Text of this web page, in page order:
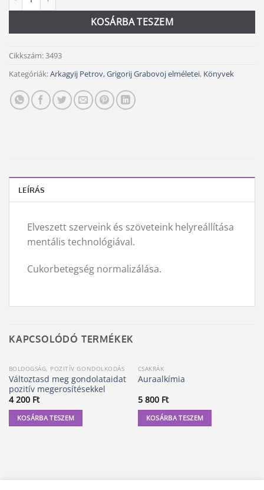
KOSÁRBA TESZEM
Cikkszám:3493
Kategóriák:Arkagyij Petrov, Grigorij Grabovoj elméletei, Könyvek
LEÍRÁS
Elveszett szerveink és szöveteink helyreállítása
mentális technológiával.
Cukorbetegség normalizálása.
KAPCSOLÓDÓ TERMÉKEK
BOLDOGSÁG, POZITÍV GONDOLKODÁS
Változtasd meg gondolataidat
pozitív megerosítésekkel
4 200 Ft
KOSÁRBA TESZEM
CSAKRÁK
Auraalkímia
5 800 Ft
KOSÁRBA TESZEM